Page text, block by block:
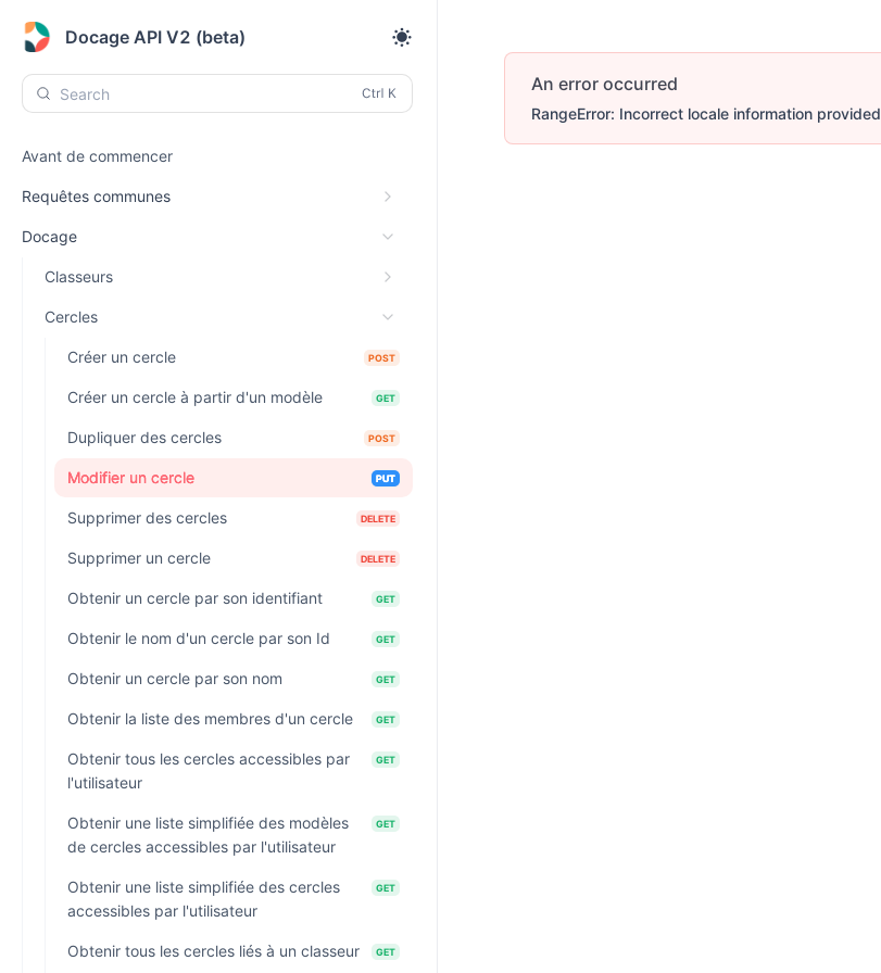
Docage API V2 (beta)
Search
Avant de commencer
Requêtes communes
Docage
Classeurs
Cercles
Créer un cercle POST
Créer un cercle à partir d'un modèle GET
Dupliquer des cercles POST
Modifier un cercle PUT
Supprimer des cercles DELETE
Supprimer un cercle DELETE
Obtenir un cercle par son identifiant GET
Obtenir le nom d'un cercle par son Id GET
Obtenir un cercle par son nom GET
Obtenir la liste des membres d'un cercle GET
Obtenir tous les cercles accessibles par
l'utilisateur
GET
Obtenir une liste simplifiée des modèles
de cercles accessibles par l'utilisateur
GET
Obtenir une liste simplifiée des cercles
accessibles par l'utilisateur
GET
Obtenir tous les cercles liés à un classeur GET
An error occurred
RangeError: Incorrect locale information provided